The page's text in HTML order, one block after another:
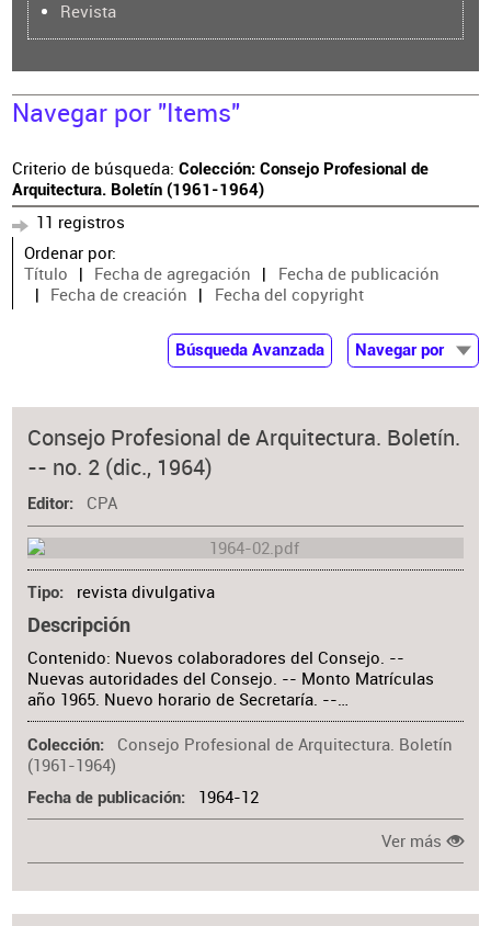
Revista
Navegar por "Items"
Criterio de búsqueda: Colección: Consejo Profesional de
Arquitectura. Boletín (1961-1964)
11 registros
Ordenar por:
Título
Fecha de agregación
Fecha de publicación
Fecha de creación
Fecha del copyright
Búsqueda Avanzada
Navegar por
Colaborador
Consejo Profesional de Arquitectura. Boletín.
-- no. 2 (dic., 1964)
Editor CPA
Tipo revista divulgativa
Descripción
Contenido: Nuevos colaboradores del Consejo. --
Nuevas autoridades del Consejo. -- Monto Matrículas
año 1965. Nuevo horario de Secretaría. --…
Colección
Consejo Profesional de Arquitectura. Boletín
(1961-1964)
Fecha de publicación 1964-12
Ver más